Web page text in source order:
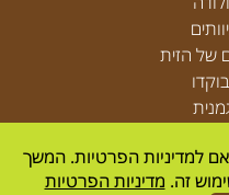
של הזית
למדיניות הפרטיות. המשך
זה. מדיניות הפרטיות